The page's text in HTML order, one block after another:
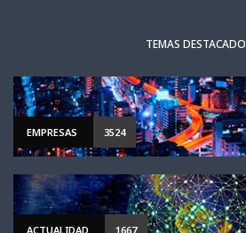
TEMAS
EMPRESAS 3524
ACTUALIDAD 1667